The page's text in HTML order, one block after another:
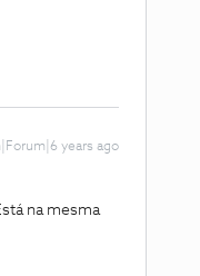
years ago
na mesma